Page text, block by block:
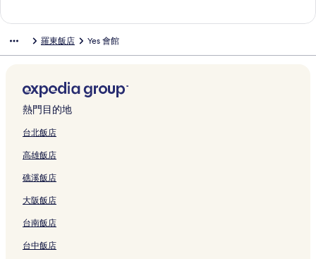
l
e
F
a
m
l
I
n
n
的
結
l
的
連
結
的
l
J
i
a
o
i
連
結
i
R
e
s
o
t
連
結
K
s
的
連
結
n
s
H
o
t
l
連
結
t
的
連
結
L
O
O
N
G
連
S
i
l
的
連
y
C
h
i
a
h
i
的
連
結
m
e
H
o
t
e
Y
l
a
n
b
L
o
n
g
H
o
e
的
連
結
羅東飯店 Yes 會館
熱門目的地
台北飯店
高雄飯店
礁溪飯店
大阪飯店
台南飯店
台中飯店